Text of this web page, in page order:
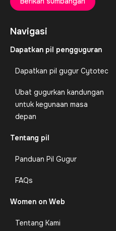
Navigasi
Dapatkan pil pengguguran
Dapatkan pil gugur Cytotec
Ubat gugurkan kandungan
untuk kegunaan masa
depan
Tentang pil
Panduan Pil Gugur
FAQs
Women on Web
Tentang Kami